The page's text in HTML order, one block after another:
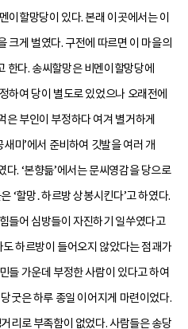
이할망당이 있다. 본래 이곳에서는 이
크게 벌였다. 구전에 따르면 이 마을의
한다. 송씨할망은 비멘이할망당에
하여 당이 별도로 있었으나 오래전에
은 부인이 부정하다 여겨 별거하게
미’에서 준비하여 깃발을 여러 개
. ‘본향듦’에서는 문씨영감을 당으로
‘할망․하르방 상봉시킨다’고 하였다.
들어 심방들이 자진하기 일쑤였다고
하르방이 들어오지 않았다는 점괘가
들 가운데 부정한 사람이 있다고 하여
굿은 하루 종일 이어지게 마련이었다.
리로 부족함이 없었다. 사람들은 송당